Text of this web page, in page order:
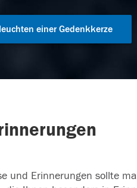
einer Gedenkkerze
und Erinnerungen sollte